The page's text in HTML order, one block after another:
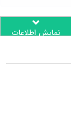
نمایش اطلاعات